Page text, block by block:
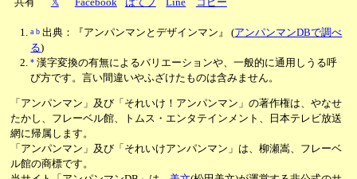
共有 𝕏 Facebook はてブ Line コピー
a b 出典：『アンパンマンとデザインマン』(アンパンマンDBで調べ
る)
* 漢字変換の有無によるバリエーションや、一般的に通用しうる呼
び方です。言い間違いやふざけたものは含みません。
「アンパンマン」及び「それいけ！アンパンマン」の著作権は、やなせ
たかし、フレーベル館、トムス・エンタテインメント、日本テレビ放送
網に帰属します。
「アンパンマン」及び「それいけアンパンマン」は、柳瀬嵩、フレーベ
ル館の商標です。